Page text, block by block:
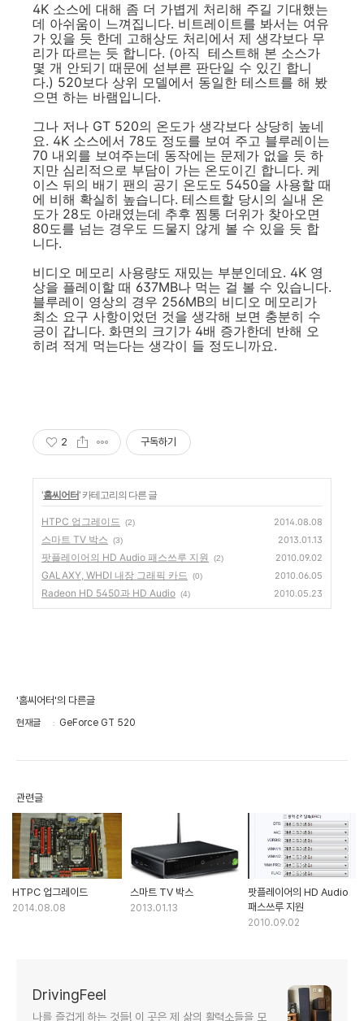
4K 소스에 대해 좀 더 가볍게 처리해 주길 기대했는
데 아쉬움이 느껴집니다. 비트레이트를 봐서는 여유
가 있을 듯 한데 고해상도 처리에서 제 생각보다 무
리가 따르는 듯 합니다. (아직 테스트해 본 소스가
몇 개 안되기 때문에 섣부른 판단일 수 있긴 합니
다.) 520보다 상위 모델에서 동일한 테스트를 해 봤
으면 하는 바램입니다.
그나 저나 GT 520의 온도가 생각보다 상당히 높네
요. 4K 소스에서 78도 정도를 보여 주고 블루레이는
70 내외를 보여주는데 동작에는 문제가 없을 듯 하
지만 심리적으로 부담이 가는 온도이긴 합니다. 케
이스 뒤의 배기 팬의 공기 온도도 5450을 사용할 때
에 비해 확실히 높습니다. 테스트할 당시의 실내 온
도가 28도 아래였는데 추후 찜통 더위가 찾아오면
80도를 넘는 경우도 드물지 않게 볼 수 있을 듯 합
니다.
비디오 메모리 사용량도 재밌는 부분인데요. 4K 영
상을 플레이할 때 637MB나 먹는 걸 볼 수 있습니다.
블루레이 영상의 경우 256MB의 비디오 메모리가
최소 요구 사항이었던 것을 생각해 보면 충분히 수
긍이 갑니다. 화면의 크기가 4배 증가한데 반해 오
히려 적게 먹는다는 생각이 들 정도니까요.
2 구독하기
'홈씨어터' 카테고리의 다른 글
HTPC 업그레이드 (2) 2014.08.08
스마트 TV 박스 (3) 2013.01.13
팟플레이어의 HD Audio 패스쓰루 지원 (2) 2010.09.02
GALAXY, WHDI 내장 그래픽 카드 (0) 2010.06.05
Radeon HD 5450과 HD Audio (4) 2010.05.23
'홈씨어터'의 다른글
현재글 GeForce GT 520
관련글
HTPC 업그레이드
2014.08.08
스마트 TV 박스
2013.01.13
팟플레이어의 HD Audio
패스쓰루 지원
2010.09.02
DrivingFeel
나를 즐겁게 하는 것들! 이 곳은 제 삶의 활력소들을 모